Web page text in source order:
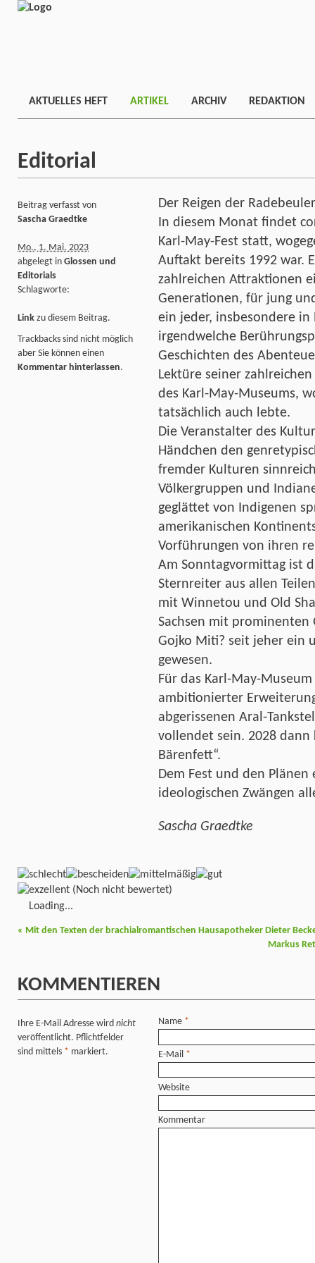
AKTUELLES HEFT ARTIKEL ARCHIV REDAKTION
Editorial
Der Reigen der
In diesem Monat findet
Karl-May-Fest statt,
Auftakt bereits 1992 war.
zahlreichen Attraktionen
Generationen, für jung
ein jeder, insbesondere
irgendwelche
Geschichten des
Lektüre seiner
des Karl-May-Museums,
tatsächlich auch lebte.
Die Veranstalter des
Händchen den
fremder Kulturen
Völkergruppen und
geglättet von Indigenen
amerikanischen
Vorführungen von ihren
Am Sonntagvormittag ist
Sternreiter aus allen
mit Winnetou und Old
Sachsen mit prominenten
Gojko Miti? seit jeher ein
gewesen.
Für das Karl-May-
ambitionierter
abgerissenen Aral-
vollendet sein. 2028
Bärenfett“.
Dem Fest und den
ideologischen Zwängen
Sascha Graedtke
Beitrag verfasst von
Sascha Graedtke
Mo., 1. Mai. 2023
abgelegt in Glossen und
Editorials
Schlagworte:
Link zu diesem Beitrag.
Trackbacks sind nicht möglich
aber Sie können einen
Kommentar hinterlassen.
(Noch nicht bewertet)
Loading...
« Mit den Texten der brachialromantischen Hausapotheker Dieter
Markus
KOMMENTIEREN
Ihre E-Mail Adresse wird nicht
veröffentlicht. Pflichtfelder
sind mittels * markiert.
Name *
E-Mail *
Website
Kommentar